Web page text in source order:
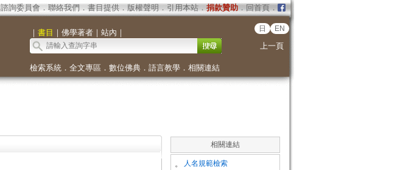
諮詢委員會． 聯絡我們 ． 書目提供． 版權聲明 ． 引用本站． 捐款贊助．回首頁．
｜ 書目 ｜ 佛學著者｜ 站內 ｜ 日 EN
上一頁
檢索系統． 全文專區 ． 數位佛典． 語言教學． 相關連結
相關連結
。 人名規範檢索